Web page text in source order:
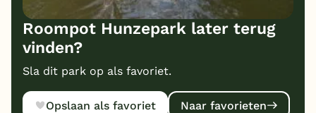
Roompot Hunzepark later terug
vinden?
Sla dit park op als favoriet.
Opslaan als favoriet Naar favorieten